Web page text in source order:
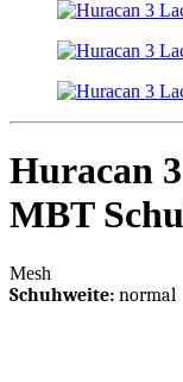
Huracan
MBT
Mesh
Schuhweite: normal